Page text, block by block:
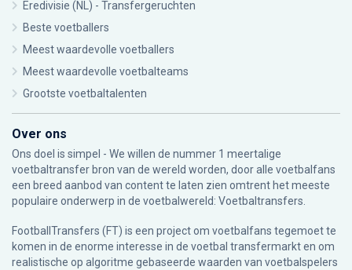
Eredivisie (NL) - Transfergeruchten
Beste voetballers
Meest waardevolle voetballers
Meest waardevolle voetbalteams
Grootste voetbaltalenten
Over ons
Ons doel is simpel - We willen de nummer 1 meertalige
voetbaltransfer bron van de wereld worden, door alle voetbalfans
een breed aanbod van content te laten zien omtrent het meeste
populaire onderwerp in de voetbalwereld: Voetbaltransfers.
FootballTransfers (FT) is een project om voetbalfans tegemoet te
komen in de enorme interesse in de voetbal transfermarkt en om
realistische op algoritme gebaseerde waarden van voetbalspelers